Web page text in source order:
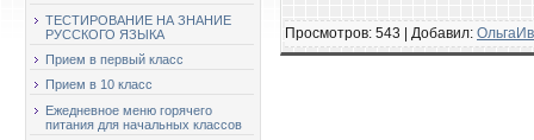
ТЕСТИРОВАНИЕ НА ЗНАНИЕ
РУССКОГО ЯЗЫКА
Прием в первый класс
Прием в 10 класс
Ежедневное меню горячего
питания для начальных классов
Просмотров: 543 | Добавил: